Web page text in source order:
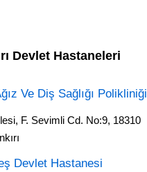
Devlet Hastaneleri
Ve Diş Sağlığı Polikliniği
F. Sevimli Cd. No:9, 18310
Devlet Hastanesi